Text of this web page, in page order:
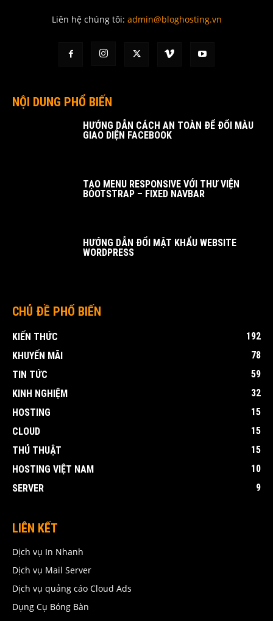
Liên hệ chúng tôi: admin@bloghosting.vn
NỘI DUNG PHỔ BIẾN
HƯỚNG DẪN CÁCH AN TOÀN ĐỂ ĐỔI MÀU
GIAO DIỆN FACEBOOK
TẠO MENU RESPONSIVE VỚI THƯ VIỆN
BOOTSTRAP – FIXED NAVBAR
HƯỚNG DẪN ĐỔI MẬT KHẨU WEBSITE
WORDPRESS
CHỦ ĐỀ PHỔ BIẾN
KIẾN THỨC
192
KHUYẾN MÃI
78
TIN TỨC
59
KINH NGHIỆM
32
HOSTING
15
CLOUD
15
THỦ THUẬT
15
HOSTING VIỆT NAM
10
SERVER
9
LIÊN KẾT
Dịch vụ In Nhanh
Dịch vụ Mail Server
Dịch vụ quảng cáo Cloud Ads
Dụng Cụ Bóng Bàn